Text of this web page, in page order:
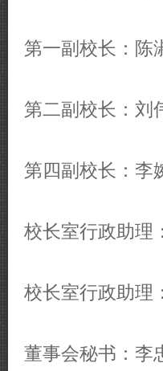
第一副校长：陈
第二副校长：刘
第四副校长：李
校长室行政助理
校长室行政助理
董事会秘书：李